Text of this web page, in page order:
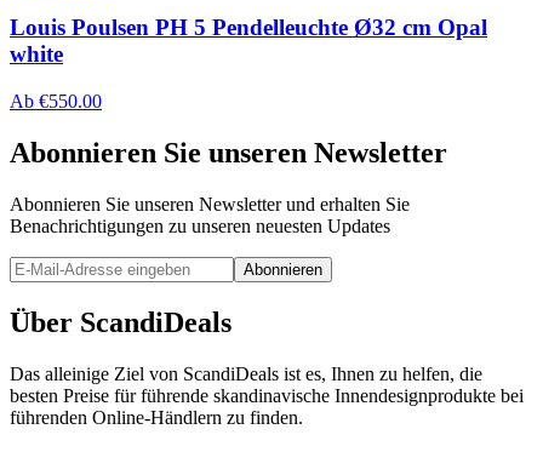
Louis Poulsen PH 5 Pendelleuchte Ø32 cm Opal
white
Ab €550.00
Abonnieren Sie unseren Newsletter
Abonnieren Sie unseren Newsletter und erhalten Sie
Benachrichtigungen zu unseren neuesten Updates
Abonnieren
Über ScandiDeals
Das alleinige Ziel von ScandiDeals ist es, Ihnen zu helfen, die
besten Preise für führende skandinavische Innendesignprodukte bei
führenden Online-Händlern zu finden.